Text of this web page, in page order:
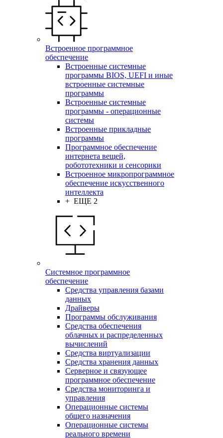
Встроенное программное
обеспечение
Встроенные системные
программы BIOS, UEFI и иные
встроенные системные
программы
Встроенные системные
программы - операционные
системы
Встроенные прикладные
программы
Программное обеспечение
интернета вещей,
робототехники и сенсорики
Встроенное микропрограммное
обеспечение искусственного
интеллекта
+ ЕЩЕ 2
Системное программное
обеспечение
Средства управления базами
данных
Драйверы
Программы обслуживания
Средства обеспечения
облачных и распределенных
вычислений
Средства виртуализации
Средства хранения данных
Серверное и связующее
программное обеспечение
Средства мониторинга и
управления
Операционные системы
общего назначения
Операционные системы
реального времени